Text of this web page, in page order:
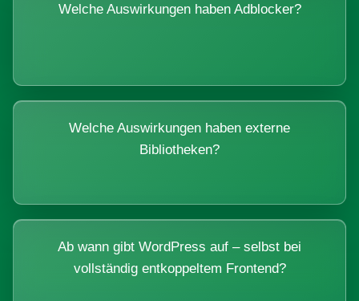
Welche Auswirkungen haben Adblocker?
Welche Auswirkungen haben externe
Bibliotheken?
Ab wann gibt WordPress auf – selbst bei
vollständig entkoppeltem Frontend?